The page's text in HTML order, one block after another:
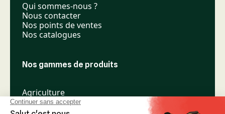
Qui sommes-nous ?
Nous contacter
Nos points de ventes
Nos catalogues
Nos gammes de produits
Agriculture
Élevage
Espaces verts